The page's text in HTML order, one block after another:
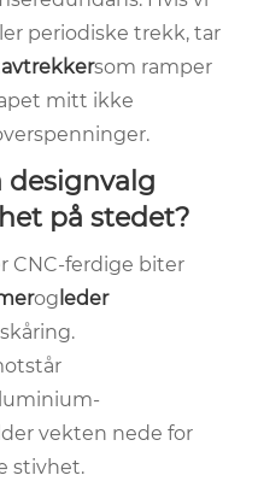
periodiske trekk, tar
avtrekkersom ramper
mitt ikke
designvalg
på stedet?
CNC-ferdige biter
og leder
vekten nede for
stivhet.